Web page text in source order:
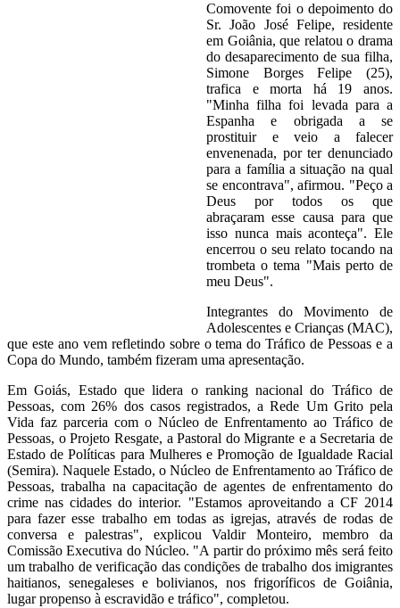
Comovente foi o depoimento do
Sr. João José Felipe, residente
em Goiânia, que relatou o drama
do desaparecimento de sua filha,
Simone Borges Felipe (25),
trafica e morta há 19 anos.
"Minha filha foi levada para a
Espanha e obrigada a se
prostituir e veio a falecer
envenenada, por ter denunciado
para a família a situação na qual
se encontrava", afirmou. "Peço a
Deus por todos os que
abraçaram esse causa para que
isso nunca mais aconteça". Ele
encerrou o seu relato tocando na
trombeta o tema "Mais perto de
meu Deus".
Integrantes do Movimento de
Adolescentes e Crianças (MAC),
que este ano vem refletindo sobre o tema do Tráfico de Pessoas e a
Copa do Mundo, também fizeram uma apresentação.
Em Goiás, Estado que lidera o ranking nacional do Tráfico de
Pessoas, com 26% dos casos registrados, a Rede Um Grito pela
Vida faz parceria com o Núcleo de Enfrentamento ao Tráfico de
Pessoas, o Projeto Resgate, a Pastoral do Migrante e a Secretaria de
Estado de Políticas para Mulheres e Promoção de Igualdade Racial
(Semira). Naquele Estado, o Núcleo de Enfrentamento ao Tráfico de
Pessoas, trabalha na capacitação de agentes de enfrentamento do
crime nas cidades do interior. "Estamos aproveitando a CF 2014
para fazer esse trabalho em todas as igrejas, através de rodas de
conversa e palestras", explicou Valdir Monteiro, membro da
Comissão Executiva do Núcleo. "A partir do próximo mês será feito
um trabalho de verificação das condições de trabalho dos imigrantes
haitianos, senegaleses e bolivianos, nos frigoríficos de Goiânia,
lugar propenso à escravidão e tráfico", completou.